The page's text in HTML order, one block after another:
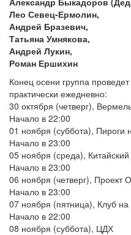
Лео Севец-Ермолин,
Андрей Бразевич,
Татьяна Умнякова,
Андрей Лукин,
Роман Ершихин
Конец осени группа
практически ежедневно:
30 октября (четверг),
Начало в 22:00
01 ноября (суббота), Пироги
Начало в 23:00
05 ноября (среда),
Начало в 23:00
06 ноября (четверг), Проект
Начало в 23:00
07 ноября (пятница), Клуб на
Начало в 22:00
08 ноября (суббота), ЦДХ